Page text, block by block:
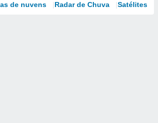
de nuvens Radar de Chuva Satélites